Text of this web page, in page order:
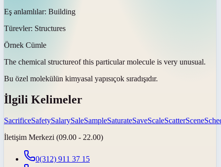
Eş anlamlılar: Building
Türevler: Structures
Örnek Cümle
The chemical structureof this particular molecule is very unusual.
Bu özel molekülün kimyasal yapısıçok sıradışıdır.
İlgili Kelimeler
SacrificeSafetySalarySaleSampleSaturateSaveScaleScatterScene
İletişim Merkezi (09.00 - 22.00)
0(312) 911 37 15